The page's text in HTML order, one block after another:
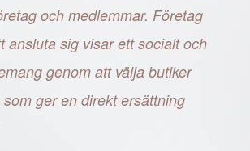
och medlemmar. Företag
ansluta sig visar ett socialt och
genom att välja butiker
ger en direkt ersättning